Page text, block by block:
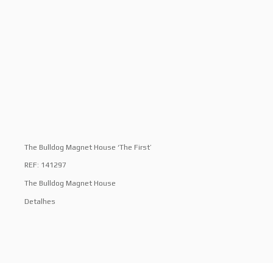
The Bulldog Magnet House ‘The First’
REF: 141297
The Bulldog Magnet House
Detalhes